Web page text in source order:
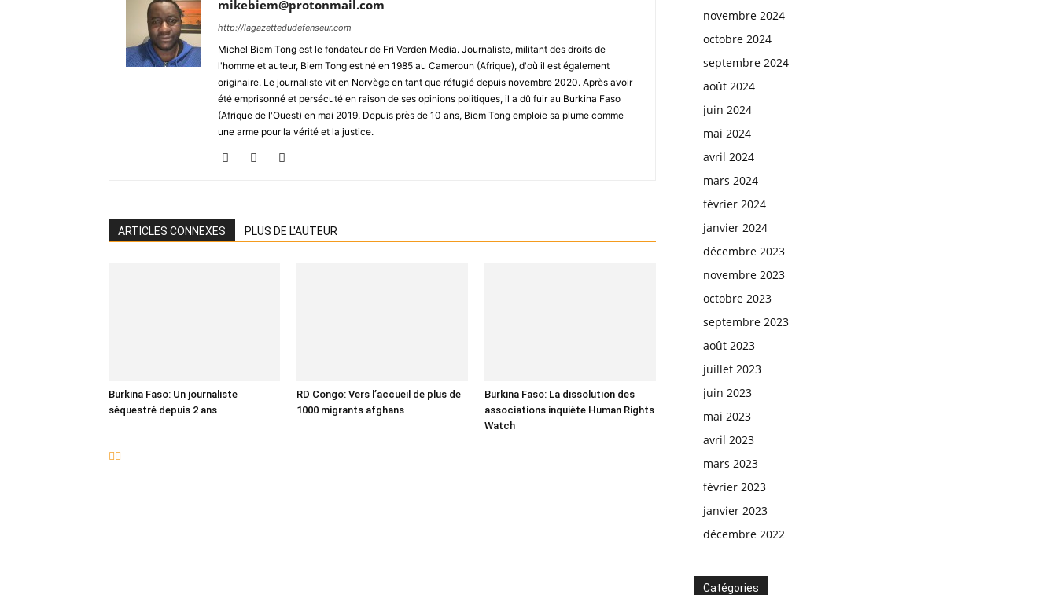
mikebiem@protonmail.com
http://lagazettedudefenseur.com
Michel Biem Tong est le fondateur de Fri Verden Media. Journaliste, militant des droits de
l'homme et auteur, Biem Tong est né en 1985 au Cameroun (Afrique), d'où il est également
originaire. Le journaliste vit en Norvège en tant que réfugié depuis novembre 2020. Après avoir
été emprisonné et persécuté en raison de ses opinions politiques, il a dû fuir au Burkina Faso
(Afrique de l'Ouest) en mai 2019. Depuis près de 10 ans, Biem Tong emploie sa plume comme
une arme pour la vérité et la justice.
ARTICLES CONNEXES PLUS DE L'AUTEUR
Burkina Faso: Un journaliste
séquestré depuis 2 ans
RD Congo: Vers l’accueil de plus de
1000 migrants afghans
Burkina Faso: La dissolution des
associations inquiète Human Rights
Watch
novembre 2024
octobre 2024
septembre 2024
août 2024
juin 2024
mai 2024
avril 2024
mars 2024
février 2024
janvier 2024
décembre 2023
novembre 2023
octobre 2023
septembre 2023
août 2023
juillet 2023
juin 2023
mai 2023
avril 2023
mars 2023
février 2023
janvier 2023
décembre 2022
Catégories